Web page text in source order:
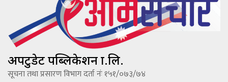
अपटुडेट पब्लिकेशन प्रा.लि.
सूचना तथा प्रसारण विभाग दर्ता नंः १५१/०७३/७४